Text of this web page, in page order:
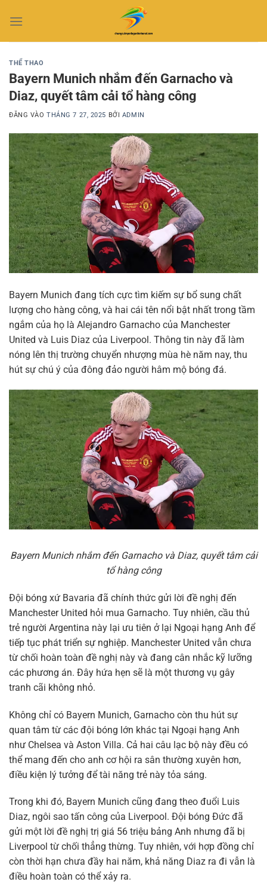
qua
THỂ THAO
Bayern Munich nhắm đến Garnacho và
Diaz, quyết tâm cải tổ hàng công
ĐĂNG VÀOTHÁNG 7 27, 2025 BỞI ADMIN
Bayern Munich đang tích cực tìm kiếm sự bổ sung chất
lượng cho hàng công, và hai cái tên nổi bật nhất trong tầm
ngắm của họ là Alejandro Garnacho của Manchester
United và Luis Diaz của Liverpool. Thông tin này đã làm
nóng lên thị trường chuyển nhượng mùa hè năm nay, thu
hút sự chú ý của đông đảo người hâm mộ bóng đá.
Bayern Munich nhắm đến Garnacho và Diaz, quyết tâm cải
tổ hàng công
Đội bóng xứ Bavaria đã chính thức gửi lời đề nghị đến
Manchester United hỏi mua Garnacho. Tuy nhiên, cầu thủ
trẻ người Argentina này lại ưu tiên ở lại Ngoại hạng Anh để
tiếp tục phát triển sự nghiệp. Manchester United vẫn chưa
từ chối hoàn toàn đề nghị này và đang cân nhắc kỹ lưỡng
các phương án. Đây hứa hẹn sẽ là một thương vụ gây
tranh cãi không nhỏ.
Không chỉ có Bayern Munich, Garnacho còn thu hút sự
quan tâm từ các đội bóng lớn khác tại Ngoại hạng Anh
như Chelsea và Aston Villa. Cả hai câu lạc bộ này đều có
thể mang đến cho anh cơ hội ra sân thường xuyên hơn,
điều kiện lý tưởng để tài năng trẻ này tỏa sáng.
Trong khi đó, Bayern Munich cũng đang theo đuổi Luis
Diaz, ngôi sao tấn công của Liverpool. Đội bóng Đức đã
gửi một lời đề nghị trị giá 56 triệu bảng Anh nhưng đã bị
Liverpool từ chối thẳng thừng. Tuy nhiên, với hợp đồng chỉ
còn thời hạn chưa đầy hai năm, khả năng Diaz ra đi vẫn là
điều hoàn toàn có thể xảy ra.